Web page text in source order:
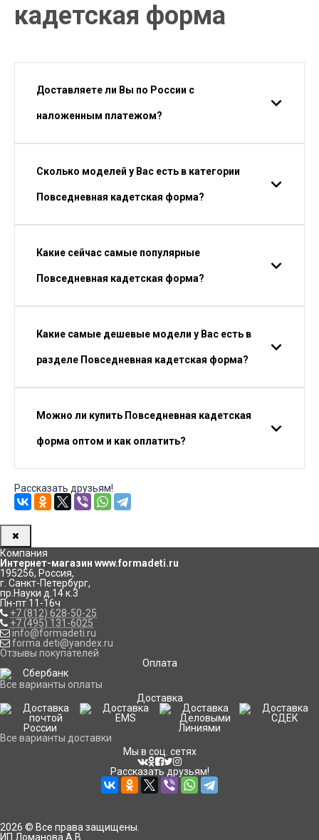
кадетская форма
Доставляете ли Вы по России с
наложенным платежом?
Сколько моделей у Вас есть в категории
Повседневная кадетская форма?
Какие сейчас самые популярные
Повседневная кадетская форма?
Какие самые дешевые модели у Вас есть в
разделе Повседневная кадетская форма?
Можно ли купить Повседневная кадетская
форма оптом и как оплатить?
Рассказать друзьям!
Компания
Интернет-магазин www.formadeti.ru
195256, Россия,
г. Санкт-Петербург,
пр.Науки д.14 к.3
Пн-пт 11-16ч
+7 (812) 628-50-25
+7 (495) 131-6025
info@formadeti.ru
forma.deti@yandex.ru
Отзывы покупателей
Оплата
Все варианты оплаты
Доставка
Все варианты доставки
Мы в соц. сетях
Рассказать друзьям!
2026 © Все права защищены.
ИП Ломанова А.В.